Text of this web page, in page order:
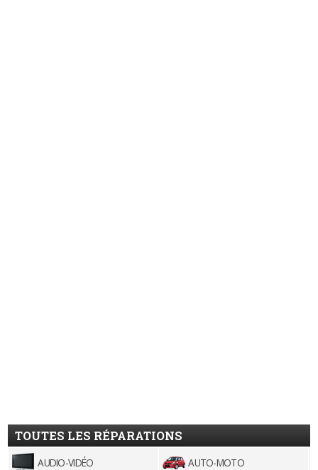
TOUTES LES RÉPARATIONS
AUDIO-VIDÉO AUTO-MOTO